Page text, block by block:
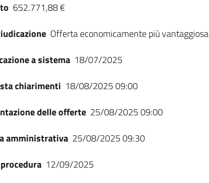
652.771,88 €
Offerta economicamente più vantaggiosa
a sistema 18/07/2025
chiarimenti 18/08/2025 09:00
delle offerte 25/08/2025 09:00
amministrativa 25/08/2025 09:30
12/09/2025